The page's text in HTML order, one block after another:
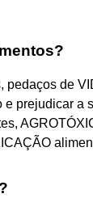
de
prejudicar a